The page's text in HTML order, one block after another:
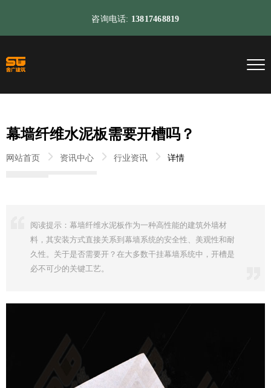
咨询电话: 13817468819
幕墙纤维水泥板需要开槽吗？
网站首页 资讯中心 行业资讯 详情
阅读提示：幕墙纤维水泥板作为一种高性能的建筑外墙材
料，其安装方式直接关系到幕墙系统的安全性、美观性和耐
久性。关于是否需要开？在大多数干挂幕墙系统中，开槽是
必不可少的关键工艺。